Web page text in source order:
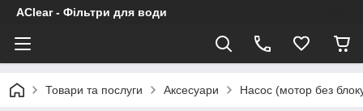
AClear - Фільтри для води
Товари та послуги Аксесуари Насос (мотор без